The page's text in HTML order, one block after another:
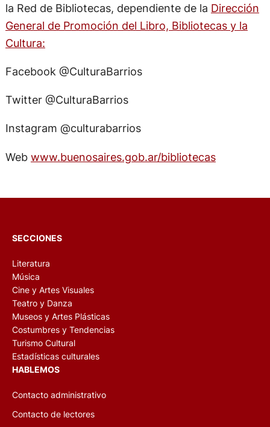
la Red de Bibliotecas, dependiente de la Dirección
General de Promoción del Libro, Bibliotecas y la
Cultura:
Facebook @CulturaBarrios
Twitter @CulturaBarrios
Instagram @culturabarrios
Web www.buenosaires.gob.ar/bibliotecas
SECCIONES
Literatura
Música
Cine y Artes Visuales
Teatro y Danza
Museos y Artes Plásticas
Costumbres y Tendencias
Turismo Cultural
Estadísticas culturales
HABLEMOS
Contacto administrativo
Contacto de lectores